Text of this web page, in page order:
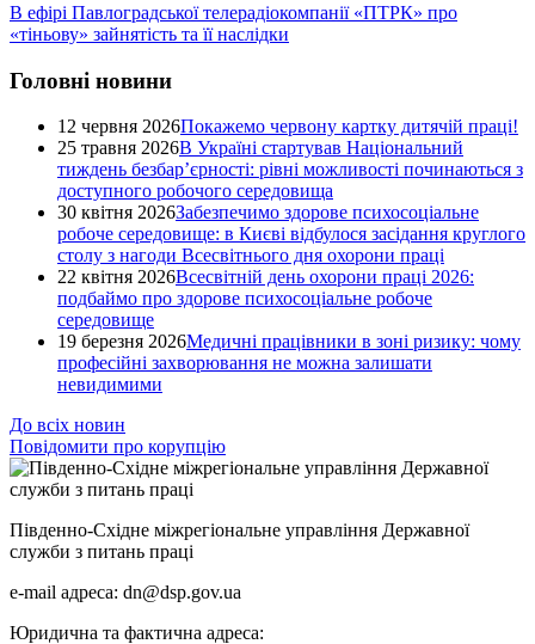
В ефірі Павлоградської телерадіокомпанії «ПТРК» про
«тіньову» зайнятість та її наслідки
Головні новини
12 червня 2026Покажемо червону картку дитячій праці!
25 травня 2026В Україні стартував Національний
тиждень безбар’єрності: рівні можливості починаються з
доступного робочого середовища
30 квітня 2026Забезпечимо здорове психосоціальне
робоче середовище: в Києві відбулося засідання круглого
столу з нагоди Всесвітнього дня охорони праці
22 квітня 2026Всесвітній день охорони праці 2026:
подбаймо про здорове психосоціальне робоче
середовище
19 березня 2026Медичні працівники в зоні ризику: чому
професійні захворювання не можна залишати
невидимими
До всіх новин
Повідомити про корупцію
Південно-Східне міжрегіональне управління Державної
служби з питань праці
e-mail адреса: dn@dsp.gov.ua
Юридична та фактична адреса: